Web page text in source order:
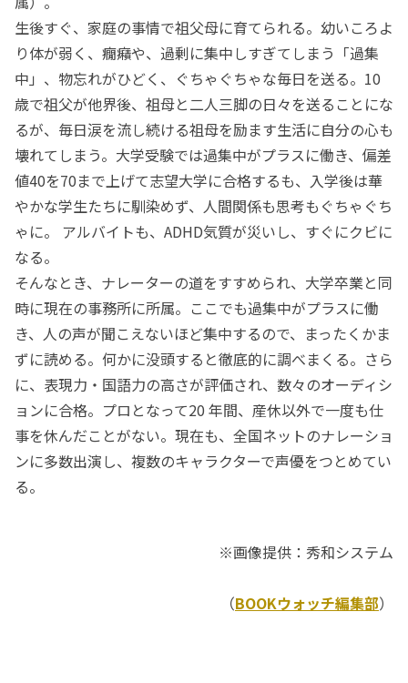
生後すぐ、家庭の事情で祖父母に育てられる。幼いころよ
り体が弱く、癇癪や、過剰に集中しすぎてしまう「過集
中」、物忘れがひどく、ぐちゃぐちゃな毎日を送る。10
歳で祖父が他界後、祖母と二人三脚の日々を送ることにな
るが、毎日涙を流し続ける祖母を励ます生活に自分の心も
壊れてしまう。大学受験では過集中がプラスに働き、偏差
値40を70まで上げて志望大学に合格するも、入学後は華
やかな学生たちに馴染めず、人間関係も思考もぐちゃぐち
ゃに。 アルバイトも、ADHD気質が災いし、すぐにクビに
なる。
そんなとき、ナレーターの道をすすめられ、大学卒業と同
時に現在の事務所に所属。ここでも過集中がプラスに働
き、人の声が聞こえないほど集中するので、まったくかま
ずに読める。何かに没頭すると徹底的に調べまくる。さら
に、表現力・国語力の高さが評価され、数々のオーディシ
ョンに合格。プロとなって20 年間、産休以外で一度も仕
事を休んだことがない。現在も、全国ネットのナレーショ
ンに多数出演し、複数のキャラクターで声優をつとめてい
る。
※画像提供：秀和システム
（BOOKウォッチ編集部）